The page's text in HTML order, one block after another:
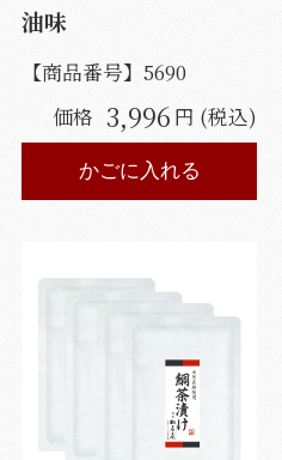
油味
【商品番号】5690
価格 3,996 円 (税込)
かごに入れる